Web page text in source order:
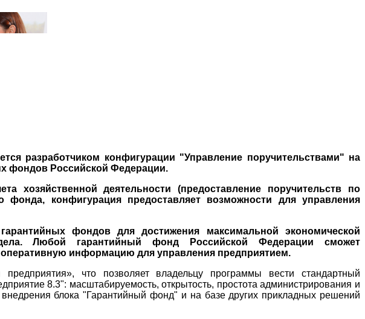
разработчиком конфигурации "Управление поручительствами" на
фондов Российской Федерации.
хозяйственной деятельности (предоставление поручительств по
фонда, конфигурация предоставляет возможности для управления
фондов для достижения максимальной экономической
Любой гарантийный фонд Российской Федерации сможет
информацию для управления предприятием.
предприятия», что позволяет владельцу программы вести стандартный
8.3": масштабируемость, открытость, простота администрирования и
блока "Гарантийный фонд" и на базе других прикладных решений